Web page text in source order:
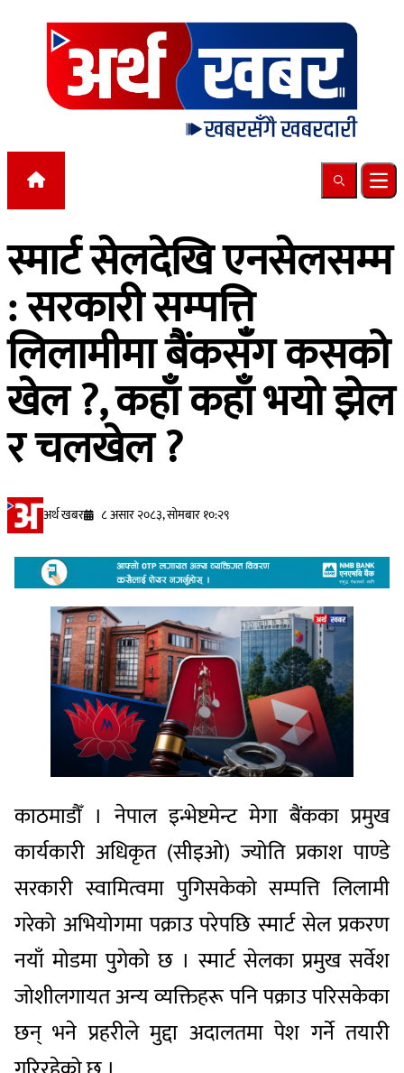
Skip to content
Search
स्मार्ट सेलदेखि एनसेलसम्म
: सरकारी सम्पत्ति
लिलामीमा बैंकसँग कसको
खेल ?, कहाँ कहाँ भयो झेल
र चलखेल ?
अर्थ खबर ८ असार २०८३, सोमबार १०:२९
काठमाडौँ । नेपाल इन्भेष्टमेन्ट मेगा बैंकका प्रमुख
कार्यकारी अधिकृत (सीइओ) ज्योति प्रकाश पाण्डे
सरकारी स्वामित्वमा पुगिसकेको सम्पत्ति लिलामी
गरेको अभियोगमा पक्राउ परेपछि स्मार्ट सेल प्रकरण
नयाँ मोडमा पुगेको छ । स्मार्ट सेलका प्रमुख सर्वेश
जोशीलगायत अन्य व्यक्तिहरू पनि पक्राउ परिसकेका
छन् भने प्रहरीले मुद्दा अदालतमा पेश गर्ने तयारी